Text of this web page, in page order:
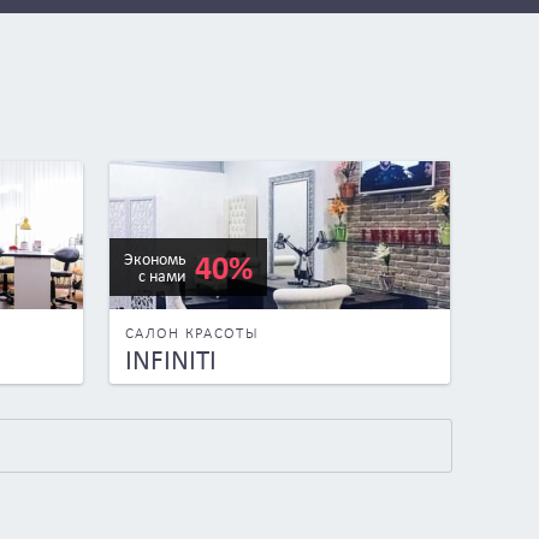
Экономь
с нами 40%
САЛОН КРАСОТЫ
INFINITI